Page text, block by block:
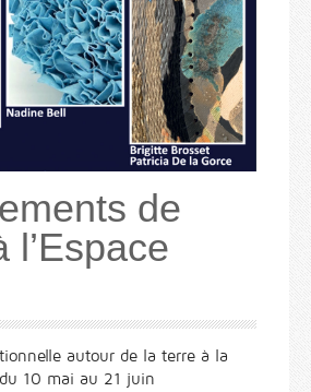
de
l’Espace
autour de la terre à la
10 mai au 21 juin